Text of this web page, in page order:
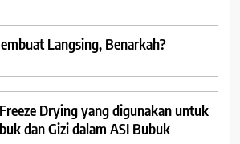
Langsing, Benarkah?
Drying yang digunakan untuk
dan Gizi dalam ASI Bubuk